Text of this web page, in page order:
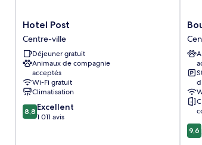
Hotel
Post
Centre-
ville
Hotel Post
Centre-ville
Déjeuner gratuit
Animaux de compagnie
acceptés
Wi-Fi gratuit
Climatisation
8.8
sur
8,8 Excellent
1 011 avis
Das
ville
9.6
sur
9,6